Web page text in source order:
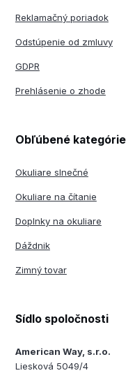
Reklamačný poriadok
Odstúpenie od zmluvy
GDPR
Prehlásenie o zhode
Obľúbené kategórie
Okuliare slnečné
Okuliare na čítanie
Doplnky na okuliare
Dáždnik
Zimný tovar
Sídlo spoločnosti
American Way, s.r.o.
Liesková 5049/4